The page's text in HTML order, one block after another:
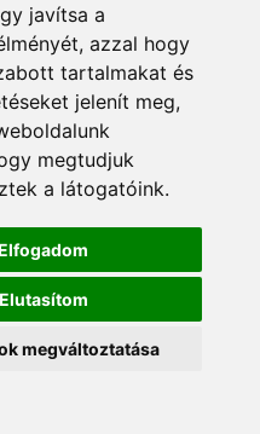
javítsa a
azzal hogy
tartalmakat és
jelenít meg,
megtudjuk
a látogatóink.
Elutasítom
megváltoztatása
Dervisruhában Közép-
Ázsián át
azonnal
NÉGYNYELVŰ